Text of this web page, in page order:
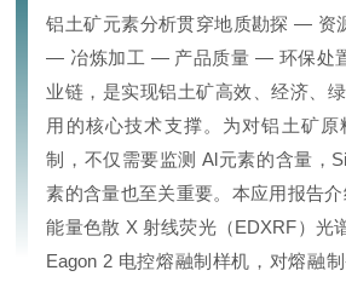
铝土矿元素分析贯穿地质勘探 — 资
— 冶炼加工 — 产品质量 — 环保处
业链，是实现铝土矿高效、经济、
用的核心技术支撑。为对铝土矿
制，不仅需要监测 Al元素的含量，
素的含量也至关重要。本应用报告
能量色散 X 射线荧光（EDXRF）光
Eagon 2 电控熔融制样机 ，对熔融